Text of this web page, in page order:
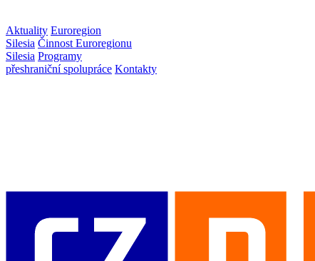
Aktuality Euroregion
Silesia Činnost Euroregionu
Silesia Programy
přeshraniční spolupráce Kontakty